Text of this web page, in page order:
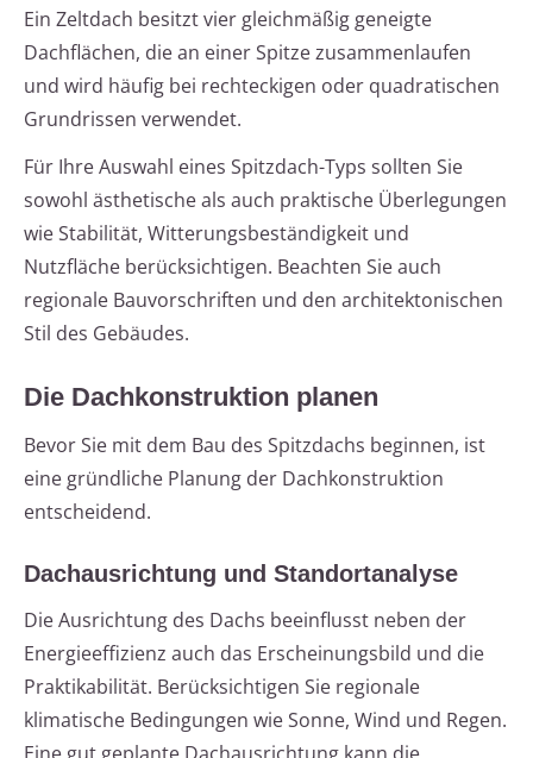
Ein Zeltdach besitzt vier gleichmäßig geneigte
Dachflächen, die an einer Spitze zusammenlaufen
und wird häufig bei rechteckigen oder quadratischen
Grundrissen verwendet.
Für Ihre Auswahl eines Spitzdach-Typs sollten Sie
sowohl ästhetische als auch praktische Überlegungen
wie Stabilität, Witterungsbeständigkeit und
Nutzfläche berücksichtigen. Beachten Sie auch
regionale Bauvorschriften und den architektonischen
Stil des Gebäudes.
Die Dachkonstruktion planen
Bevor Sie mit dem Bau des Spitzdachs beginnen, ist
eine gründliche Planung der Dachkonstruktion
entscheidend.
Dachausrichtung und Standortanalyse
Die Ausrichtung des Dachs beeinflusst neben der
Energieeffizienz auch das Erscheinungsbild und die
Praktikabilität. Berücksichtigen Sie regionale
klimatische Bedingungen wie Sonne, Wind und Regen.